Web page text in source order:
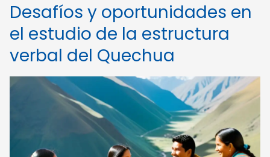
Desafíos y oportunidades en
el estudio de la estructura
verbal del Quechua